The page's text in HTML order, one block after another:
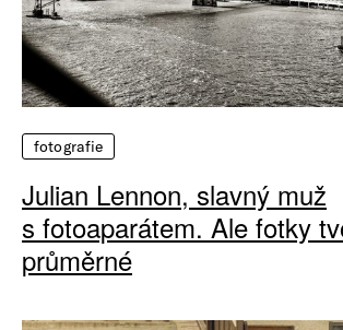
fotografie
Julian Lennon, slavný muž
s fotoaparátem. Ale fotky
průměrné